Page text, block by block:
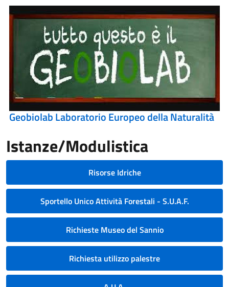
Geobiolab Laboratorio Europeo della Naturalità
Istanze/Modulistica
Risorse Idriche
Sportello Unico Attività Forestali - S.U.A.F.
Richieste Museo del Sannio
Richiesta utilizzo palestre